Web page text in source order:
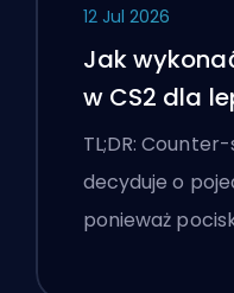
12 Jul 2026
Jak
w CS2 dla
TL;DR:
decyduje o
ponieważ